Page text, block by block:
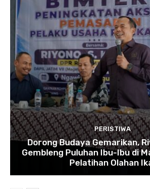
PERISTIWA
Dorong Budaya Gemarikan,
Gembleng Puluhan Ibu-Ibu di
Pelatihan Olahan